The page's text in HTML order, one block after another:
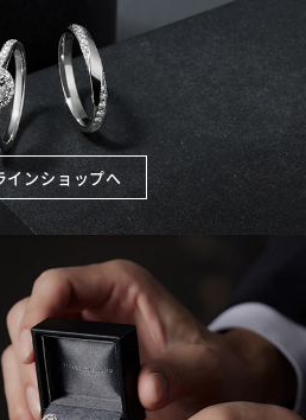
インショップへ